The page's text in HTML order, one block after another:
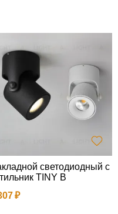
светодиодный с
TINY B